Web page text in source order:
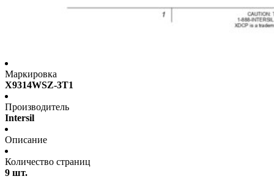
Маркировка
X9314WSZ-3T1
Производитель
Intersil
Описание
Количество страниц
9 шт.